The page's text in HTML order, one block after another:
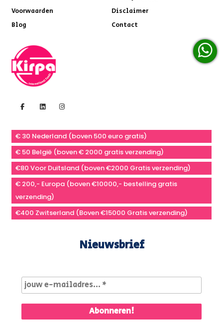
Voorwaarden
Disclaimer
Blog
Contact
€ 30 Nederland (boven 500 euro gratis)
€ 50 België (boven € 2000 gratis verzending)
€80 Voor Duitsland (boven €2000 Gratis verzending)
€ 200,- Europa (boven €10000,- bestelling gratis
verzending)
€400 Zwitserland (Boven €15000 Gratis verzending)
Nieuwsbrief